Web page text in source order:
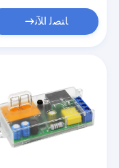
ﺎﺘﺼﻟ ﺍﻶﻧ